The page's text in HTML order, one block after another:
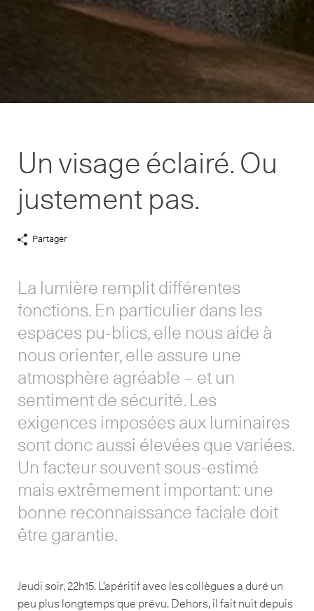
Un visage éclairé. Ou
justement pas.
Partager
partage
La lumière remplit différentes
fonctions. En particulier dans les
espaces pu­-blics, elle nous aide à
nous orienter, elle assure une
atmosphère agréable – et un
sentiment de sécurité. Les
exigences imposées aux luminaires
sont donc aussi élevées que variées.
Un facteur souvent sous-estimé
mais extrêmement important: une
bonne reconnaissance faciale doit
être garantie.
Jeudi soir, 22h15. L’apéritif avec les collègues a duré un
peu plus longtemps que prévu. Dehors, il fait nuit depuis